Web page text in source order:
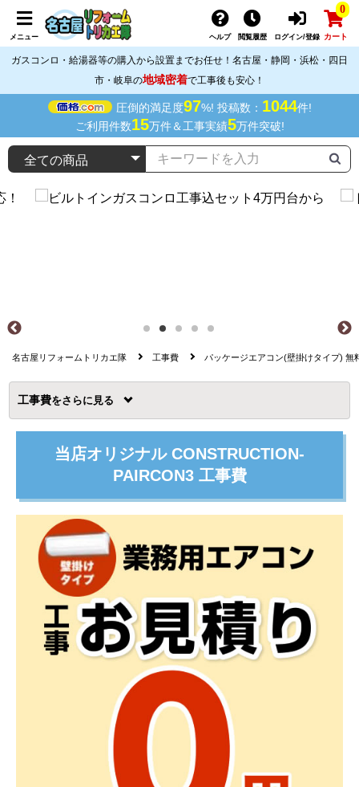
メニュー ヘルプ 閲覧履歴 ログイン/登録
0
カート
ガスコンロ・給湯器等の購入から設置までお任せ！名古屋・静岡・浜松・四日
市・岐阜の地域密着で工事後も安心！
圧倒的満足度97%! 投稿数： 1044件!
ご利用件数15万件＆工事実績5万件突破!
名古屋リフォームトリカエ隊 工事費 パッケージエアコン(壁掛けタイプ) 無
工事費を
当店オリジナル CONSTRUCTION-
PAIRCON3 工事費